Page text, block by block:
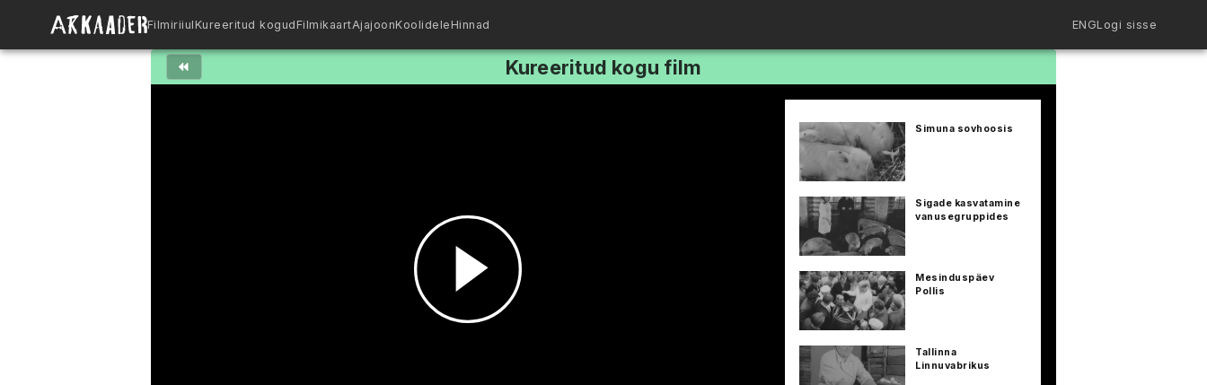
Filmiriiul Kureeritud kogud FilmikaartAjajoonKoolidele Hinnad ENGLogi sisse
Kureeritud kogu film
Esita
video
Simuna sovhoosis
Sigade kasvatamine
vanusegruppides
Mesinduspäev
Pollis
Tallinna
Linnuvabrikus